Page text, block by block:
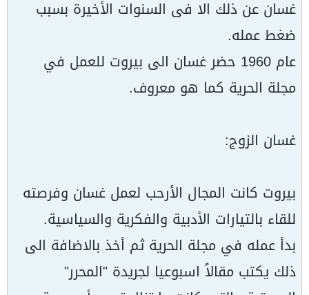
غسان عن ذلك الا فى السنوات الأخيرة بسبب
ضغط عمله.
عام 1960 حضر غسان الى بيروت للعمل في
مجلة الحرية كما هو معروف.
غسان الزوج:
بيروت كانت المجال الأرحب لعمل غسان وفرصته
للقاء بالتيارات الأدبية والفكرية والسياسية.
بدأ عمله في مجلة الحرية ثم أخذ بالاضافة الى
ذلك يكتب مقالاً اسبوعيا لجريدة "المحرر"